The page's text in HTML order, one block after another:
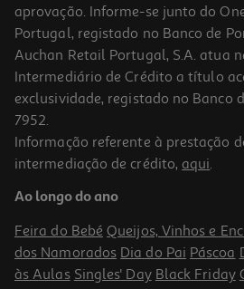
Selfie Stick Com Tripé Tnb Inselfiewh
24.99 €/un
24,99 €
aprovação. Informe-se junto do
Portugal, registado no Banco de
Auchan Retail Portugal, S.A. atua
Intermediário de Crédito a título
exclusividade, registado no Banco
7952.
Informação referente à prestação
intermediação de crédito, aqui.
Ao longo do ano
Feira do Bebé Queijos, Vinhos e
dos Namorados Dia do Pai Páscoa
às Aulas Singles' Day Black Friday